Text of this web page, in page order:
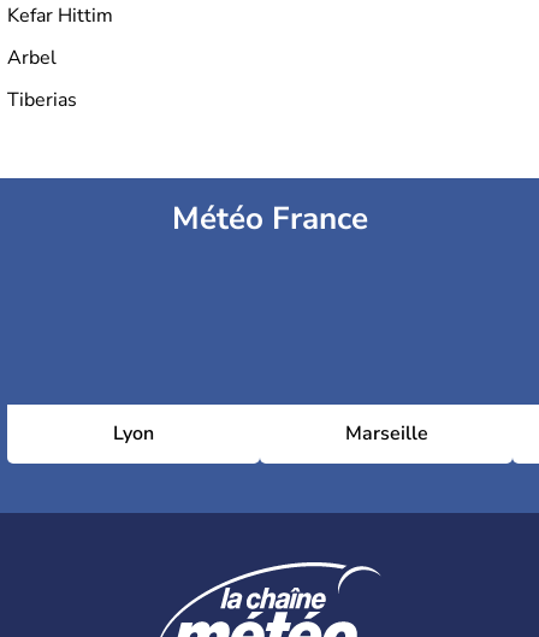
Kefar Hittim
Arbel
Tiberias
Météo France
Lyon Marseille